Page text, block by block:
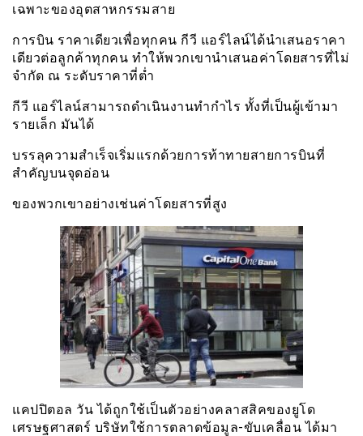
เฉพาะของอุตสาหกรรมสาย
การบิน ราคาเดียวเพื่อทุกคน กีวี แอร์ไลน์ได้นำเสนอราคา
เดียวต่อลูกค้าทุกคน ทำให้พวกเขานำเสนอค่าโดยสารที่ไม่
จำกัด ณ ระดับราคาที่ต่ำ
กีวี แอร์ไลน์สามารถดำเนินงานทำกำไร ทั้งที่เป็นผู้เข้ามา
รายเล็ก มันได้
บรรลุความสำเร็จเริ่มแรกด้วยการท้าทายสายการบินที่
สำคัญบนจุดอ่อน
ของพวกเขาอย่างเช่นค่าโดยสารที่สูง
แคปปิตอล วัน ได้ถูกใช้เป็นตัวอย่างคลาสสิคของยูโด
เศรษฐศาสตร์ บริษัทใช้การตลาดข้อมูล-ขับเคลื่อน ได้มา